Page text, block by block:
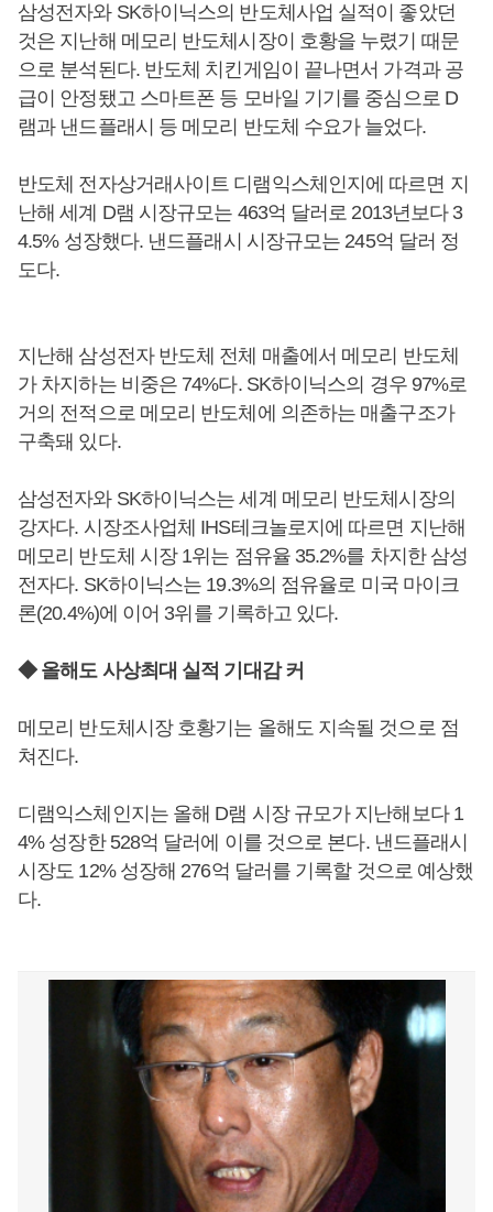
삼성전자와 SK하이닉스의 반도체사업 실적이 좋았던
것은 지난해 메모리 반도체시장이 호황을 누렸기 때문
으로 분석된다. 반도체 치킨게임이 끝나면서 가격과 공
급이 안정됐고 스마트폰 등 모바일 기기를 중심으로 D
램과 낸드플래시 등 메모리 반도체 수요가 늘었다.
반도체 전자상거래사이트 디램익스체인지에 따르면 지
난해 세계 D램 시장규모는 463억 달러로 2013년보다 3
4.5% 성장했다. 낸드플래시 시장규모는 245억 달러 정
도다.
지난해 삼성전자 반도체 전체 매출에서 메모리 반도체
가 차지하는 비중은 74%다. SK하이닉스의 경우 97%로
거의 전적으로 메모리 반도체에 의존하는 매출구조가
구축돼 있다.
삼성전자와 SK하이닉스는 세계 메모리 반도체시장의
강자다. 시장조사업체 IHS테크놀로지에 따르면 지난해
메모리 반도체 시장 1위는 점유율 35.2%를 차지한 삼성
전자다. SK하이닉스는 19.3%의 점유율로 미국 마이크
론(20.4%)에 이어 3위를 기록하고 있다.
◆ 올해도 사상최대 실적 기대감 커
메모리 반도체시장 호황기는 올해도 지속될 것으로 점
쳐진다.
디램익스체인지는 올해 D램 시장 규모가 지난해보다 1
4% 성장한 528억 달러에 이를 것으로 본다. 낸드플래시
시장도 12% 성장해 276억 달러를 기록할 것으로 예상했
다.